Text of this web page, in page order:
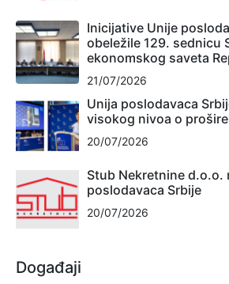
Inicijative Unije
obeležile 129. sednicu
ekonomskog saveta
21/07/2026
Unija poslodavaca
visokog nivoa o
20/07/2026
Stub Nekretnine d.o.o.
poslodavaca Srbije
20/07/2026
Događaji